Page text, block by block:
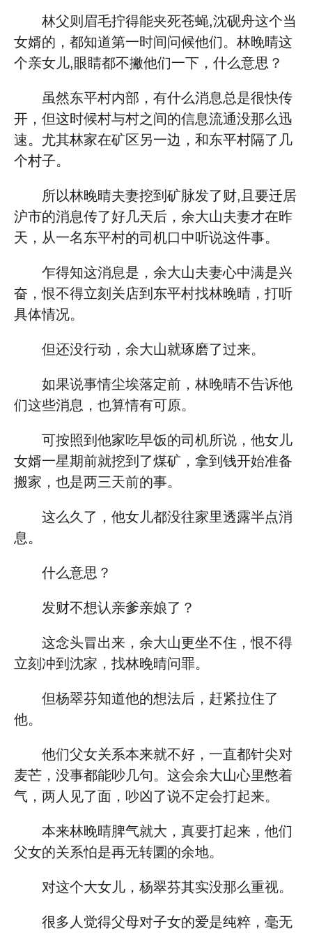
林父则眉毛拧得能夹死苍蝇,沈砚舟这个当
女婿的，都知道第一时间问候他们。林晚晴这
个亲女儿,眼睛都不撇他们一下，什么意思？
虽然东平村内部，有什么消息总是很快传
开，但这时候村与村之间的信息流通没那么迅
速。尤其林家在矿区另一边，和东平村隔了几
个村子。
所以林晚晴夫妻挖到矿脉发了财,且要迁居
沪市的消息传了好几天后，余大山夫妻才在昨
天，从一名东平村的司机口中听说这件事。
乍得知这消息是，余大山夫妻心中满是兴
奋，恨不得立刻关店到东平村找林晚晴，打听
具体情况。
但还没行动，余大山就琢磨了过来。
如果说事情尘埃落定前，林晚晴不告诉他
们这些消息，也算情有可原。
可按照到他家吃早饭的司机所说，他女儿
女婿一星期前就挖到了煤矿，拿到钱开始准备
搬家，也是两三天前的事。
这么久了，他女儿都没往家里透露半点消
息。
什么意思？
发财不想认亲爹亲娘了？
这念头冒出来，余大山更坐不住，恨不得
立刻冲到沈家，找林晚晴问罪。
但杨翠芬知道他的想法后，赶紧拉住了
他。
他们父女关系本来就不好，一直都针尖对
麦芒，没事都能吵几句。这会余大山心里憋着
气，两人见了面，吵凶了说不定会打起来。
本来林晚晴脾气就大，真要打起来，他们
父女的关系怕是再无转圜的余地。
对这个大女儿，杨翠芬其实没那么重视。
很多人觉得父母对子女的爱是纯粹，毫无